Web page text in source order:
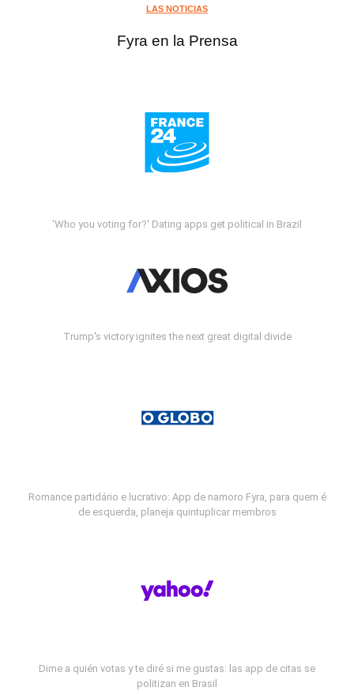
LAS NOTICIAS
Fyra en la Prensa
'Who you voting for?' Dating apps get political in Brazil
Trump's victory ignites the next great digital divide
Romance partidário e lucrativo: App de namoro Fyra, para quem é
de esquerda, planeja quintuplicar membros
Dime a quién votas y te diré si me gustas: las app de citas se
politizan en Brasil